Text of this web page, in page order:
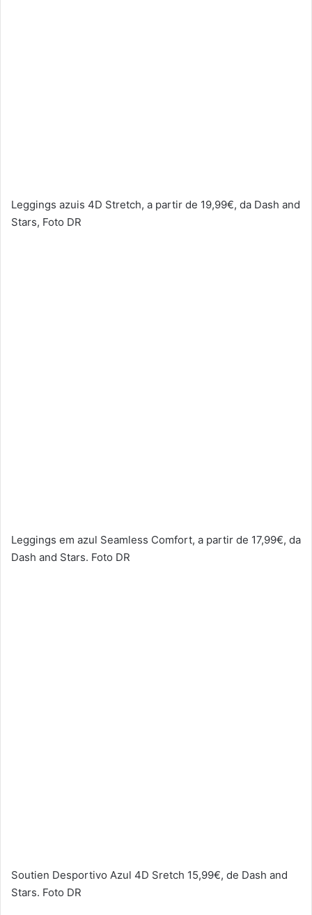
Leggings azuis 4D Stretch, a partir de 19,99€, da Dash and
Stars, Foto DR
Leggings em azul Seamless Comfort, a partir de 17,99€, da
Dash and Stars. Foto DR
Soutien Desportivo Azul 4D Sretch 15,99€, de Dash and
Stars. Foto DR